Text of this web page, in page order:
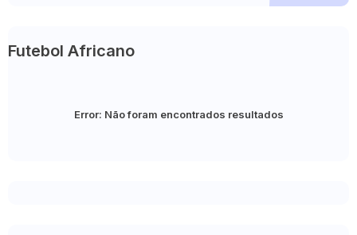
Futebol Africano
Error: Não foram encontrados resultados